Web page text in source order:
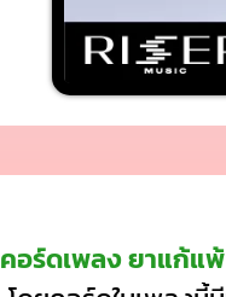
คอร์ดเพลง ยาแก้แ